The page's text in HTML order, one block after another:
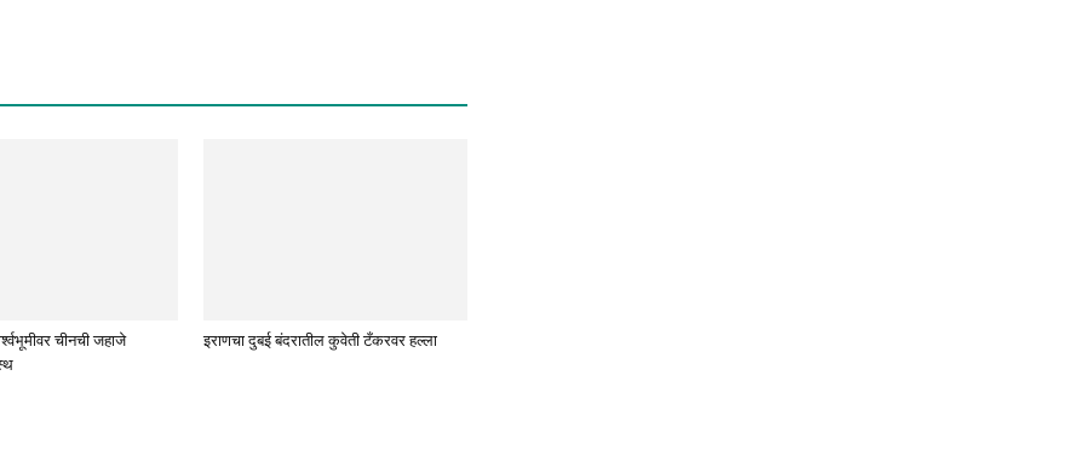
चीनची जहाजे
इराणचा दुबई बंदरातील कुवेती टँकरवर हल्ला